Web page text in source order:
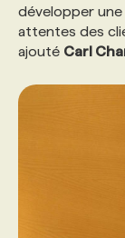
développer
attentes des
ajouté Carl